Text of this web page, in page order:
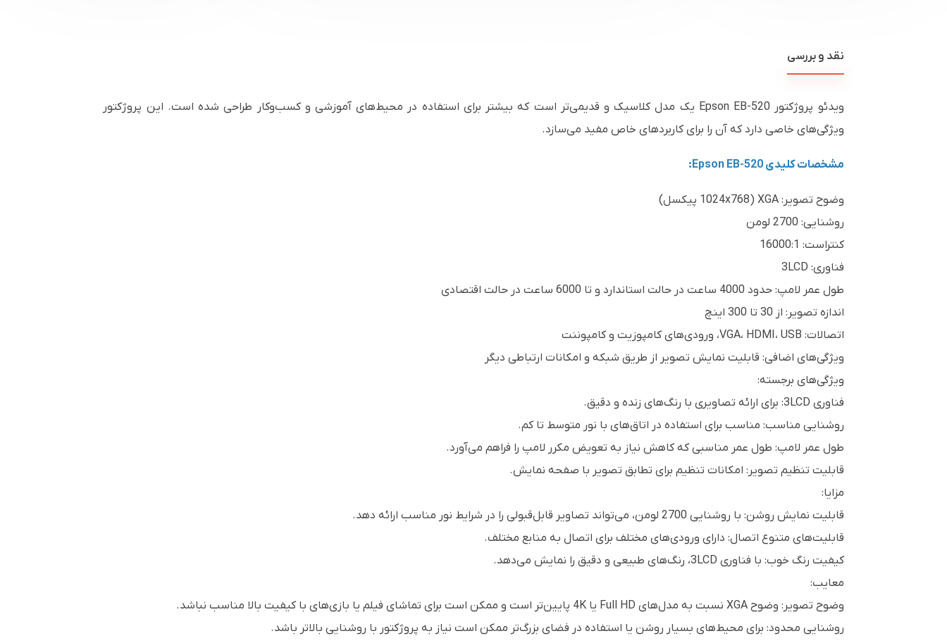
نقد و بررسی
ویدئو پروژکتور Epson EB-520 یک مدل کلاسیک و قدیمی‌تر است که بیشتر برای استفاده در محیط‌های آموزشی و کسب‌وکار طراحی شده است. این پروژکتور
ویژگی‌های خاصی دارد که آن را برای کاربردهای خاص مفید می‌سازد.
مشخصات کلیدی Epson EB-520:
وضوح تصویر: XGA (1024x768 پیکسل)
روشنایی: 2700 لومن
کنتراست: 16000:1
فناوری: 3LCD
طول عمر لامپ: حدود 4000 ساعت در حالت استاندارد و تا 6000 ساعت در حالت اقتصادی
اندازه تصویر: از 30 تا 300 اینچ
اتصالات: VGA، HDMI، USB، ورودی‌های کامپوزیت و کامپوننت
ویژگی‌های اضافی: قابلیت نمایش تصویر از طریق شبکه و امکانات ارتباطی دیگر
ویژگی‌های برجسته:
فناوری 3LCD: برای ارائه تصاویری با رنگ‌های زنده و دقیق.
روشنایی مناسب: مناسب برای استفاده در اتاق‌های با نور متوسط تا کم.
طول عمر لامپ: طول عمر مناسبی که کاهش نیاز به تعویض مکرر لامپ را فراهم می‌آورد.
قابلیت تنظیم تصویر: امکانات تنظیم برای تطابق تصویر با صفحه نمایش.
مزایا:
قابلیت نمایش روشن: با روشنایی 2700 لومن، می‌تواند تصاویر قابل‌قبولی را در شرایط نور مناسب ارائه دهد.
قابلیت‌های متنوع اتصال: دارای ورودی‌های مختلف برای اتصال به منابع مختلف.
کیفیت رنگ خوب: با فناوری 3LCD، رنگ‌های طبیعی و دقیق را نمایش می‌دهد.
معایب:
وضوح تصویر: وضوح XGA نسبت به مدل‌های Full HD یا 4K پایین‌تر است و ممکن است برای تماشای فیلم یا بازی‌های با کیفیت بالا مناسب نباشد.
روشنایی محدود: برای محیط‌های بسیار روشن یا استفاده در فضای بزرگ‌تر ممکن است نیاز به پروژکتور با روشنایی بالاتر باشد.